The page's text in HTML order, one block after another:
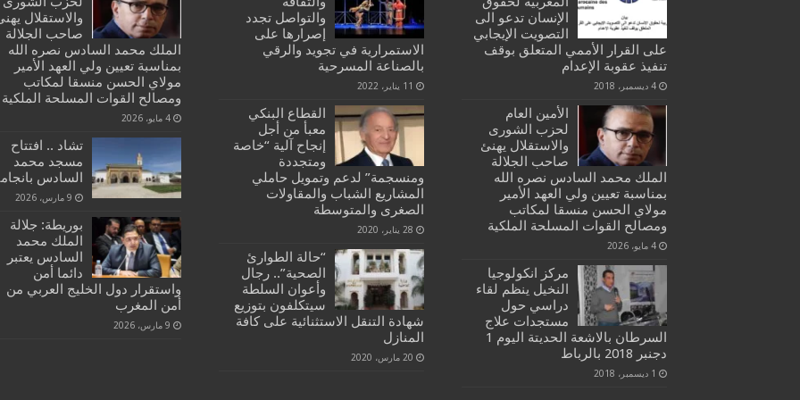
الإنسان تدعو الى
التصويت الإيجابي
على القرار الأممي المتعلق بوقف
تنفيذ عقوبة الإعدام
4 ديسمبر، 2018
الأمين العام
لحزب الشورى
والاستقلال يهنئ
صاحب الجلالة
الملك محمد السادس نصره الله
بمناسبة تعيين ولي العهد الأمير
مولاي الحسن منسقا لمكاتب
ومصالح القوات المسلحة الملكية
4 مايو، 2026
مركز انكولوجيا
النخيل ينظم لقاء
دراسي حول
مستجدات علاج
السرطان بالاشعة الحديتة اليوم 1
دجنبر 2018 بالرباط
1 ديسمبر، 2018
والتواصل تجدد
إصرارها على
الاستمرارية في تجويد والرقي
بالصناعة المسرحية
11 يناير، 2022
القطاع البنكي
معبأ من أجل
إنجاح آلية “خاصة
ومتجددة
ومنسجمة” لدعم وتمويل حاملي
المشاريع الشباب والمقاولات
الصغرى والمتوسطة
28 يناير، 2020
“حالة الطوارئ
الصحية”.. رجال
وأعوان السلطة
سيتكلفون بتوزيع
شهادة التنقل الاستثنائية على كافة
المنازل
20 مارس، 2020
والاستقلال
صاحب الجلالة
الملك محمد السادس نصره الله
بمناسبة تعيين ولي العهد الأمير
مولاي الحسن منسقا لمكاتب
ومصالح القوات المسلحة الملكية
4 مايو، 2026
تشاد .. افتتاح
مسجد محمد
السادس
9 مارس، 2026
بوريطة: جلالة
الملك محمد
السادس يعتبر
دائما أمن
واستقرار دول الخليج العربي من
أمن المغرب
9 مارس، 2026